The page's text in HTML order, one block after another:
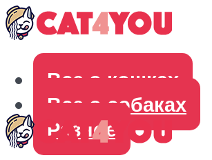
Все о кошках
Все о собаках
Разное